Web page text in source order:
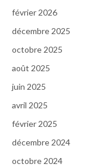
février 2026
décembre 2025
octobre 2025
août 2025
juin 2025
avril 2025
février 2025
décembre 2024
octobre 2024